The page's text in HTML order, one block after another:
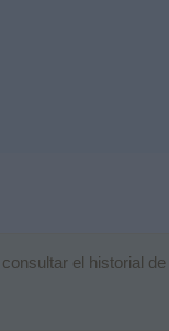
el historial de